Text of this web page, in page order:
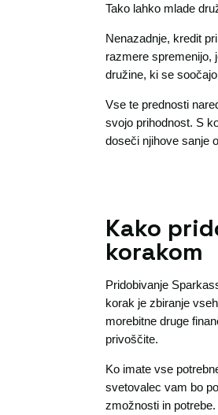
Tako lahko mlade
Nenazadnje, kredit
razmere spremenijo,
družine, ki se
Vse te prednosti
svojo prihodnost. S
doseči njihove sanje
Kako
korakom
Pridobivanje
korak je zbiranje
morebitne druge
privoščite.
Ko imate vse
svetovalec vam bo
zmožnosti in